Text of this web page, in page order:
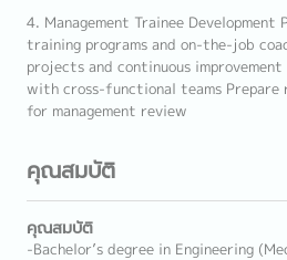
4. Management Trainee
training programs and on-the-job
projects and continuous
with cross-functional teams Prepare
for management review
คุณสมบัติ
คุณสมบัติ
-Bachelor’s degree in Engineering